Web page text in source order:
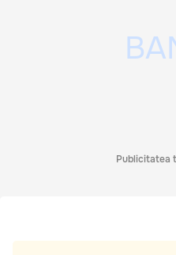
Publicitatea